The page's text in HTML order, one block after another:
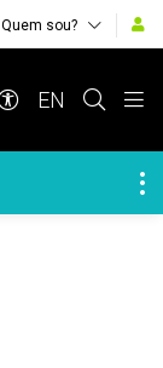
Quem sou?
EN